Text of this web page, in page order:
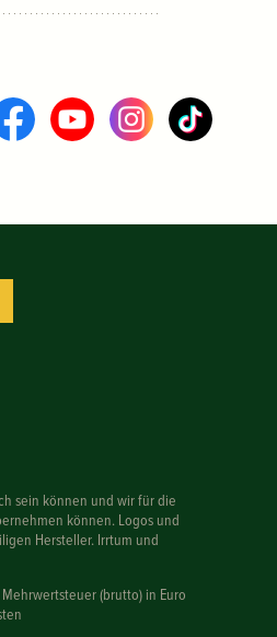
sein können und wir für die
können. Logos und
Hersteller. Irrtum und
(brutto) in Euro